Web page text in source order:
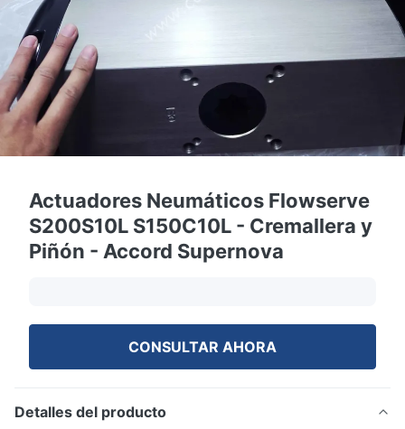
Actuadores Neumáticos Flowserve
S200S10L S150C10L - Cremallera y
Piñón - Accord Supernova
CONSULTAR AHORA
Detalles del producto